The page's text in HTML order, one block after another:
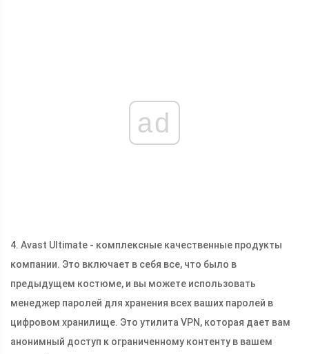
ad
4. Avast Ultimate - комплексные качественные продукты
компании. Это включает в себя все, что было в
предыдущем костюме, и вы можете использовать
менеджер паролей для хранения всех ваших паролей в
цифровом хранилище. Это утилита VPN, которая дает вам
анонимный доступ к ограниченному контенту в вашем